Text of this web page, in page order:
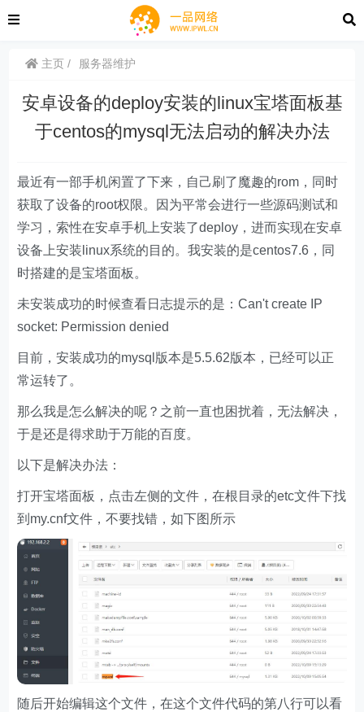
主页 服务器维护
安卓设备的deploy安装的linux宝塔面板基
于centos的mysql无法启动的解决办法
最近有一部手机闲置了下来，自己刷了魔趣的rom，同时
获取了设备的root权限。因为平常会进行一些源码测试和
学习，索性在安卓手机上安装了deploy，进而实现在安卓
设备上安装linux系统的目的。我安装的是centos7.6，同
时搭建的是宝塔面板。
未安装成功的时候查看日志提示的是：Can't create IP
socket: Permission denied
目前，安装成功的mysql版本是5.5.62版本，已经可以正
常运转了。
那么我是怎么解决的呢？之前一直也困扰着，无法解决，
于是还是得求助于万能的百度。
以下是解决办法：
打开宝塔面板，点击左侧的文件，在根目录的etc文件下找
到my.cnf文件，不要找错，如下图所示
随后开始编辑这个文件，在这个文件代码的第八行可以看